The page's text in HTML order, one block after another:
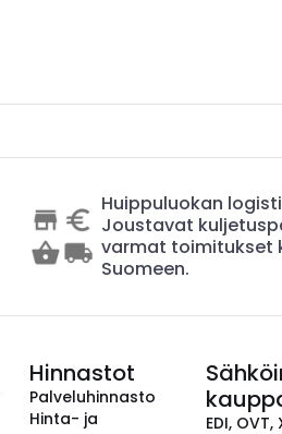
Huippuluokan
Joustavat
varmat toimitukset
Suomeen.
Hinnastot
Palveluhinnasto
Hinta- ja
EDI, OVT,